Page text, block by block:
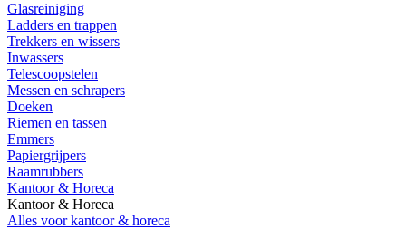
Glasreiniging
Ladders en trappen
Trekkers en wissers
Inwassers
Telescoopstelen
Messen en schrapers
Doeken
Riemen en tassen
Emmers
Papiergrijpers
Raamrubbers
Kantoor & Horeca
Kantoor & Horeca
Alles voor kantoor & horeca